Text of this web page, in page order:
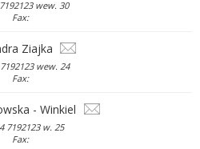
wew. 30
Fax:
Ziajka
wew. 24
Fax:
- Winkiel
7192123 w. 25
Fax: